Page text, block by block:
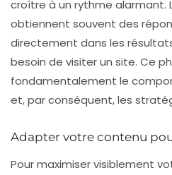
croître à un rythme alarmant.
obtiennent souvent des
directement dans les
besoin de visiter un site. Ce
fondamentalement le
et, par conséquent, les
Adapter votre contenu
Pour maximiser visiblement